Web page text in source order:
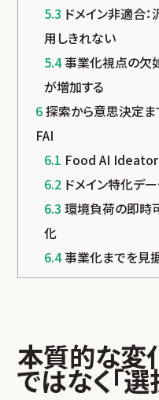
5.3 ドメイン非適合
用しきれない
5.4事業化視点の欠
が増加する
6探索から意思決定ま
FAI
6.1 Food AI
6.2ドメイン特化デ
6.3 環境負荷の即時
化
6.4事業化までを見
本質的な変
ではなく「